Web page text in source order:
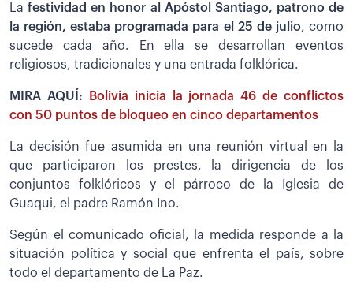
Lafestividad en honor al Apóstol Santiago, patrono de
la región, estaba programada para el 25 de julio, como
sucede cada año. En ella se desarrollan eventos
religiosos, tradicionales y una entrada folklórica.
MIRA AQUÍ:
Bolivia inicia la jornada 46 de conflictos
con 50 puntos de bloqueo en cinco departamentos
La decisión fue asumida en una reunión virtual en la
que participaron los prestes, la dirigencia de los
conjuntos folklóricos y el párroco de la Iglesia de
Guaqui, el padre Ramón Ino.
Según el comunicado oficial, la medida responde a la
situación política y social que enfrenta el país, sobre
todo el departamento de La Paz.